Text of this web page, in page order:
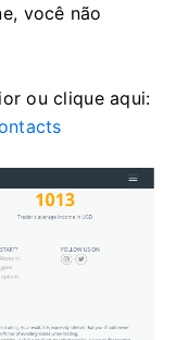
você não
ou clique aqui: